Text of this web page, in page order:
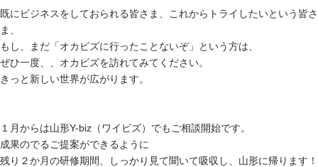
既にビジネスをしておられる皆さま、これからトライしたいという皆さ
ま、
もし、まだ「オカビズに行ったことないぞ」という方は、
ぜひ一度、、オカビズを訪れてみてください。
きっと新しい世界が広がります。
１月からは山形Y-biz（ワイビズ）でもご相談開始です。
成果のでるご提案ができるように
残り２か月の研修期間、しっかり見て聞いて吸収し、山形に帰ります！